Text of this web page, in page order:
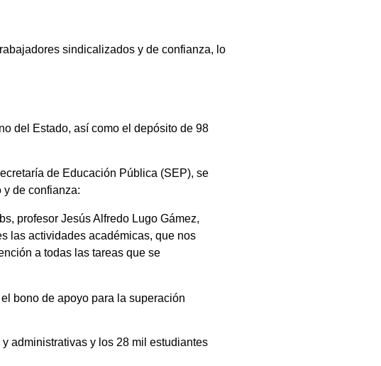
sindicalizados y de confianza, lo
del Estado, así como el depósito de 98
de Educación Pública (SEP), se
de confianza:
profesor Jesús Alfredo Lugo Gámez,
las actividades académicas, que nos
a todas las tareas que se
bono de apoyo para la superación
administrativas y los 28 mil estudiantes